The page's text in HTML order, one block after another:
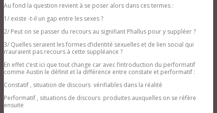
Au fond la question revient à se poser alors dans ces termes :
1/ existe -t-il un gap entre les sexes ?
2/ Peut on se passer du recours au signifiant Phallus pour y suppléer ?
3/ Quelles seraient les formes d’identité sexuelles et de lien social qui
n’auraient pas recours à cette suppléance ?
En effet c’est ici que tout change car avec l’introduction du performatif
comme Austin le définit et la différence entre constate et performatif :
Constatif , situation de discours vérifiables dans la réalité
Performatif , situations de discours produites auxquelles on se réfère
ensuite